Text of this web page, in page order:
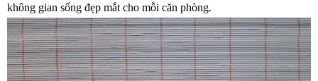
không gian sống đẹp mắt cho mỗi căn phòng.